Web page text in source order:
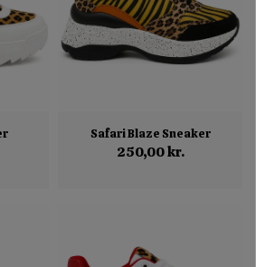
Safari Blaze Sneaker
250,00 kr.